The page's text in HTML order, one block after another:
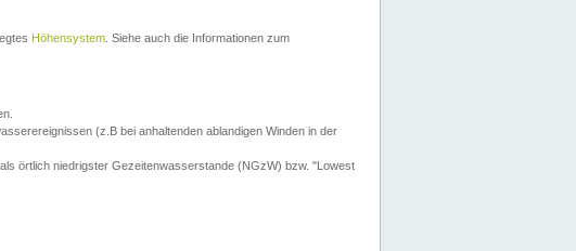
Höhensystem . Siehe auch die Informationen zum
(z.B bei anhaltenden ablandigen Winden in der
örtlich niedrigster Gezeitenwasserstande (NGzW) bzw. "Lowest